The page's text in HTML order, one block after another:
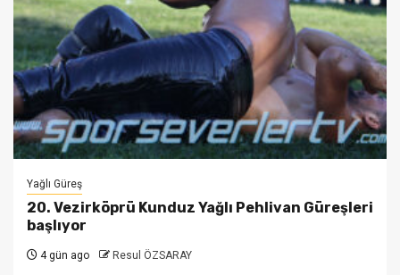
Yağlı Güreş
20. Vezirköprü Kunduz Yağlı Pehlivan Güreşleri
başlıyor
4 gün ago Resul ÖZSARAY